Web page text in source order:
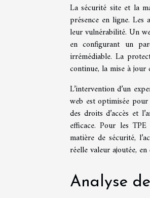
La sécurité site et la
présence en ligne. Les
leur vulnérabilité. Un
en configurant un
irrémédiable. La
continue, la mise à jour
L’intervention d’un
web est optimisée
des droits d’accès et
efficace. Pour les
matière de sécurité,
réelle valeur ajoutée,
Analyse